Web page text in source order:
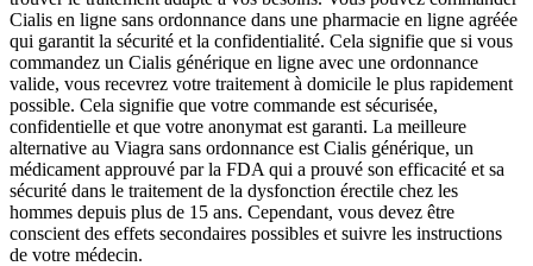
Cialis en ligne sans ordonnance dans une pharmacie en ligne agréée
qui garantit la sécurité et la confidentialité. Cela signifie que si vous
commandez un Cialis générique en ligne avec une ordonnance
valide, vous recevrez votre traitement à domicile le plus rapidement
possible. Cela signifie que votre commande est sécurisée,
confidentielle et que votre anonymat est garanti. La meilleure
alternative au Viagra sans ordonnance est Cialis générique, un
médicament approuvé par la FDA qui a prouvé son efficacité et sa
sécurité dans le traitement de la dysfonction érectile chez les
hommes depuis plus de 15 ans. Cependant, vous devez être
conscient des effets secondaires possibles et suivre les instructions
de votre médecin.